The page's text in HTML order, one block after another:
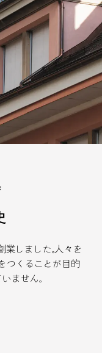
しました。人々を
つくることが目的
ません。